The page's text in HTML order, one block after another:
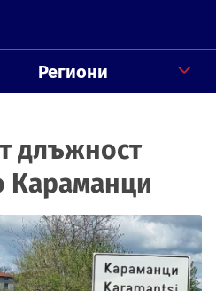
Региони
длъжност
Караманци